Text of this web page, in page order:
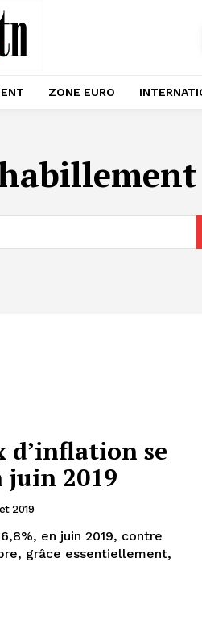
ZONE EURO
d’inflation se
juin 2019
2019
en juin 2019, contre
grâce essentiellement,